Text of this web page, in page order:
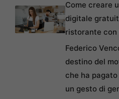
Come creare
digitale
ristorante con
Federico
destino del
che ha
un gesto di